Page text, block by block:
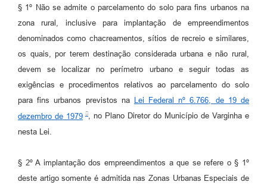
§ 1º Não se admite o parcelamento do solo para fins urbanos na
zona rural, inclusive para implantação de empreendimentos
denominados como chacreamentos, sítios de recreio e similares,
os quais, por terem destinação considerada urbana e não rural,
devem se localizar no perímetro urbano e seguir todas as
exigências e procedimentos relativos ao parcelamento do solo
para fins urbanos previstos na Lei Federal nº 6.766, de 19 de
dezembro de 1979
, no Plano Diretor do Município de Varginha e
nesta Lei.
§ 2º A implantação dos empreendimentos a que se refere o § 1º
deste artigo somente é admitida nas Zonas Urbanas Especiais de